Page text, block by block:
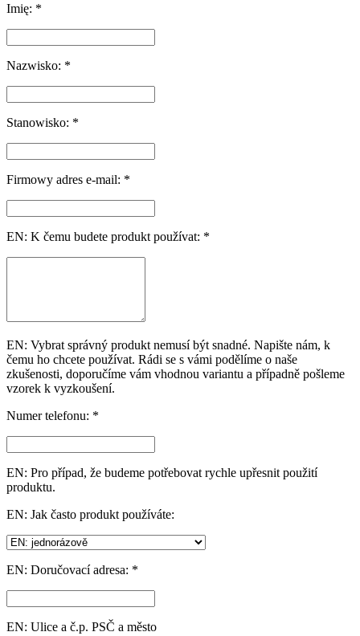
Imię: *
Nazwisko: *
Stanowisko: *
Firmowy adres e-mail: *
EN: K čemu budete produkt používat: *
EN: Vybrat správný produkt nemusí být snadné. Napište nám, k
čemu ho chcete používat. Rádi se s vámi podělíme o naše
zkušenosti, doporučíme vám vhodnou variantu a případně pošleme
vzorek k vyzkoušení.
Numer telefonu: *
EN: Pro případ, že budeme potřebovat rychle upřesnit použití
produktu.
EN: Jak často produkt používáte:
EN: Doručovací adresa: *
EN: Ulice a č.p. PSČ a město